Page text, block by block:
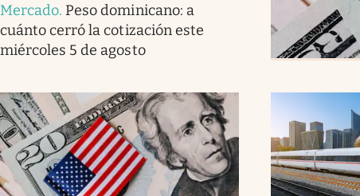
Mercado. Peso dominicano: a
cuánto cerró la cotización este
miércoles 5 de agosto